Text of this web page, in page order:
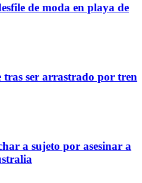
de moda en playa de
tras ser arrastrado por tren
a sujeto por asesinar a